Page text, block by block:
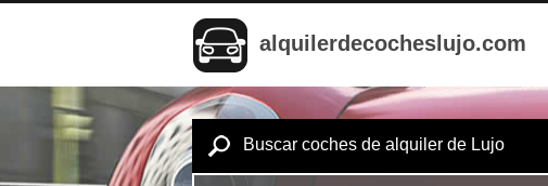
alquilerdecocheslujo.com
Buscar coches de alquiler de Lujo